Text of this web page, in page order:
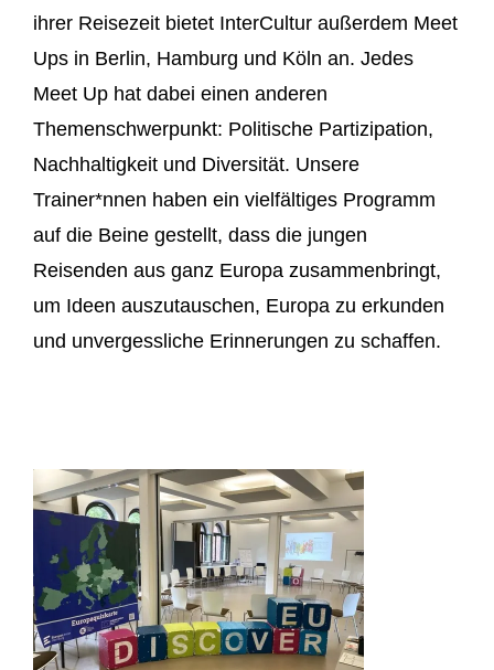
ihrer Reisezeit bietet InterCultur außerdem Meet
Ups in Berlin, Hamburg und Köln an. Jedes
Meet Up hat dabei einen anderen
Themenschwerpunkt: Politische Partizipation,
Nachhaltigkeit und Diversität. Unsere
Trainer*nnen haben ein vielfältiges Programm
auf die Beine gestellt, dass die jungen
Reisenden aus ganz Europa zusammenbringt,
um Ideen auszutauschen, Europa zu erkunden
und unvergessliche Erinnerungen zu schaffen.